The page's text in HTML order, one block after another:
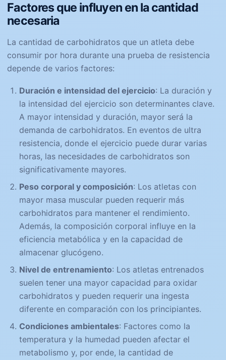
Factores que influyen en la cantidad
necesaria
La cantidad de carbohidratos que un atleta debe
consumir por hora durante una prueba de resistencia
depende de varios factores:
Duración e intensidad del ejercicio: La duración y
la intensidad del ejercicio son determinantes clave.
A mayor intensidad y duración, mayor será la
demanda de carbohidratos. En eventos de ultra
resistencia, donde el ejercicio puede durar varias
horas, las necesidades de carbohidratos son
significativamente mayores.
Peso corporal y composición: Los atletas con
mayor masa muscular pueden requerir más
carbohidratos para mantener el rendimiento.
Además, la composición corporal influye en la
eficiencia metabólica y en la capacidad de
almacenar glucógeno.
Nivel de entrenamiento: Los atletas entrenados
suelen tener una mayor capacidad para oxidar
carbohidratos y pueden requerir una ingesta
diferente en comparación con los principiantes.
Condiciones ambientales: Factores como la
temperatura y la humedad pueden afectar el
metabolismo y, por ende, la cantidad de